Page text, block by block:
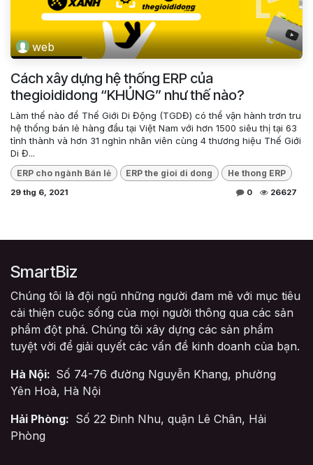
web
Cách xây dựng hệ thống ERP của
thegioididong “KHỦNG” như thế nào?
Làm thế nào để Thế Giới Di Động (TGDĐ) có thể vận hành trơn tru
hệ thống bán lẻ hàng đầu tại Việt Nam với hơn 1500 siêu thị tại 63
tỉnh thành và hơn 31 nghìn nhân viên cùng 4 thương hiệu Thế Giới
Di Đ...
ERP cho ngành Bán lẻ ERP the gioi di dong He thong ERP
29 thg 6, 2021 0 26627
SmartBiz
Chúng tôi là đội ngũ những người đam mê với mục tiêu
cải thiện cuộc sống của mọi người thông qua các sản
phẩm đột phá. Chúng tôi xây dựng các sản phẩm
tuyệt vời để giải quyết các vấn đề kinh doanh của bạn.
Hà Nội: Số 74-76 đường Nguyễn Khang, phường
Yên Hoà, Hà Nội
Hải Phòng: Số 22 Đinh Nhu, quận Lê Chân, Hải
Phòng